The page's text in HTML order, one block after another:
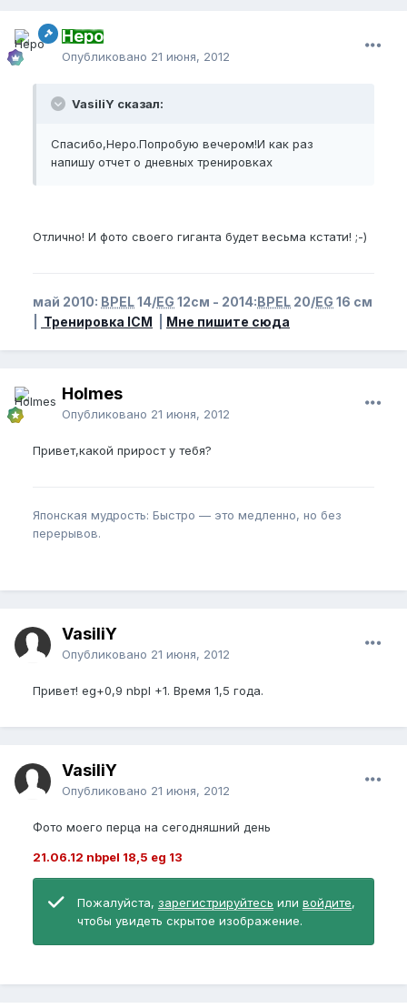
Неро
Опубликовано 21 июня, 2012
VasiliY сказал:
Спасибо,Неро.Попробую вечером!И как раз
напишу отчет о дневных тренировках
Отлично! И фото своего гиганта будет весьма кстати! ;-)
май 2010: BPEL14/EG 12см - 2014:BPEL 20/EG 16 см
Тренировка ICM Мне пишите сюда
Holmes
Опубликовано 21 июня, 2012
Привет,какой прирост у тебя?
Японская мудрость: Быстро — это медленно, но без
перерывов.
VasiliY
Опубликовано 21 июня, 2012
Привет! eg+0,9 nbpl +1. Время 1,5 года.
VasiliY
Опубликовано 21 июня, 2012
Фото моего перца на сегодняшний день
21.06.12 nbpel 18,5 eg 13
Пожалуйста, зарегистрируйтесь или войдите,
чтобы увидеть скрытое изображение.